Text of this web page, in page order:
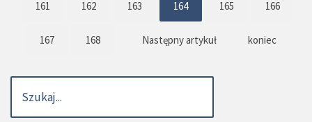
161 162 163 164 165 166
167 168 Następny artykuł koniec